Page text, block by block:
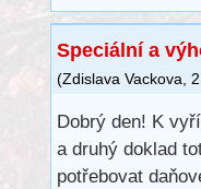
Speciální a
(Zdislava Vackova
Dobrý den! K
a druhý doklad
potřebovat